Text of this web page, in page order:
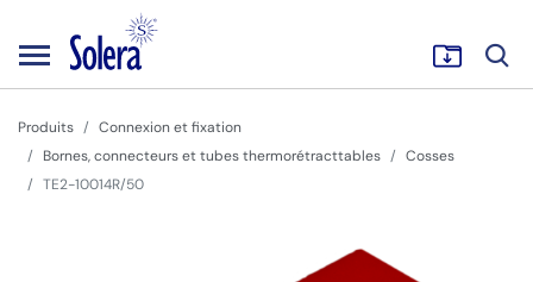
Produits
Connexion et fixation
Bornes, connecteurs et tubes thermorétracttables
Cosses
TE2-10014R/50